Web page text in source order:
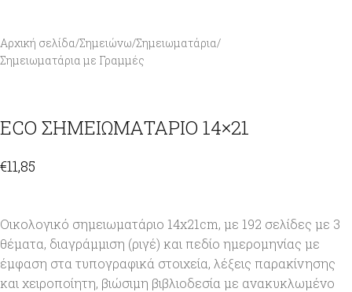
Αρχική σελίδα/Σημειώνω/Σημειωματάρια/
Σημειωματάρια με Γραμμές
ECO ΣΗΜΕΙΩΜΑΤΑΡΙΟ 14×21
€11,85
Οικολογικό σημειωματάριο 14x21cm, με 192 σελίδες με 3
θέματα, διαγράμμιση (ριγέ) και πεδίο ημερομηνίας με
έμφαση στα τυπογραφικά στοιχεία, λέξεις παρακίνησης
και χειροποίητη, βιώσιμη βιβλιοδεσία με ανακυκλωμένο